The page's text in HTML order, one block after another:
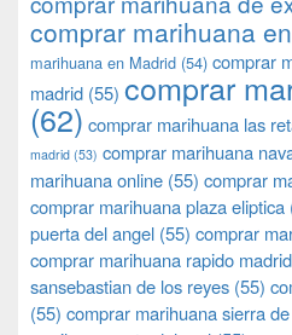
comprar marihuana
marihuana en Madrid (54) comprar
madrid (55) comprar
(62) comprar marihuana las
madrid (53) comprar marihuana
marihuana online (55) comprar
comprar marihuana plaza eliptica
puerta del angel (55) comprar
comprar marihuana rapido madrid
sansebastian de los reyes (55)
(55) comprar marihuana sierra